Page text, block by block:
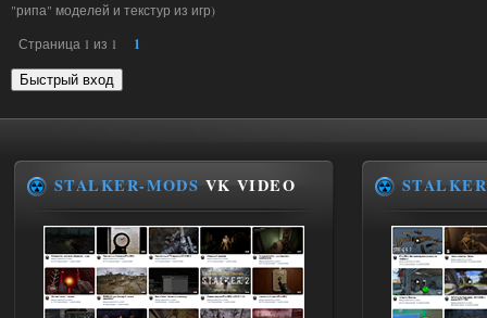
"рипа" моделей и текстур из игр)
Страница 1 из 1 1
STALKER-MODS VK VIDEO